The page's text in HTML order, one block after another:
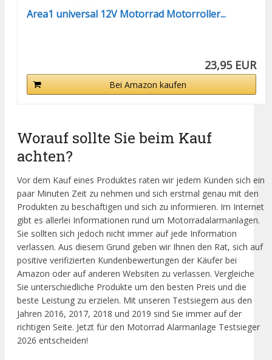
Area1 universal 12V Motorrad Motorroller...
23,95 EUR
Bei Amazon kaufen
Worauf sollte Sie beim Kauf
achten?
Vor dem Kauf eines Produktes raten wir jedem Kunden sich ein
paar Minuten Zeit zu nehmen und sich erstmal genau mit den
Produkten zu beschäftigen und sich zu informieren. Im Internet
gibt es allerlei Informationen rund um Motorradalarmanlagen.
Sie sollten sich jedoch nicht immer auf jede Information
verlassen. Aus diesem Grund geben wir Ihnen den Rat, sich auf
positive verifizierten Kundenbewertungen der Käufer bei
Amazon oder auf anderen Websiten zu verlassen. Vergleiche
Sie unterschiedliche Produkte um den besten Preis und die
beste Leistung zu erzielen. Mit unseren Testsiegern aus den
Jahren 2016, 2017, 2018 und 2019 sind Sie immer auf der
richtigen Seite. Jetzt für den Motorrad Alarmanlage Testsieger
2026 entscheiden!